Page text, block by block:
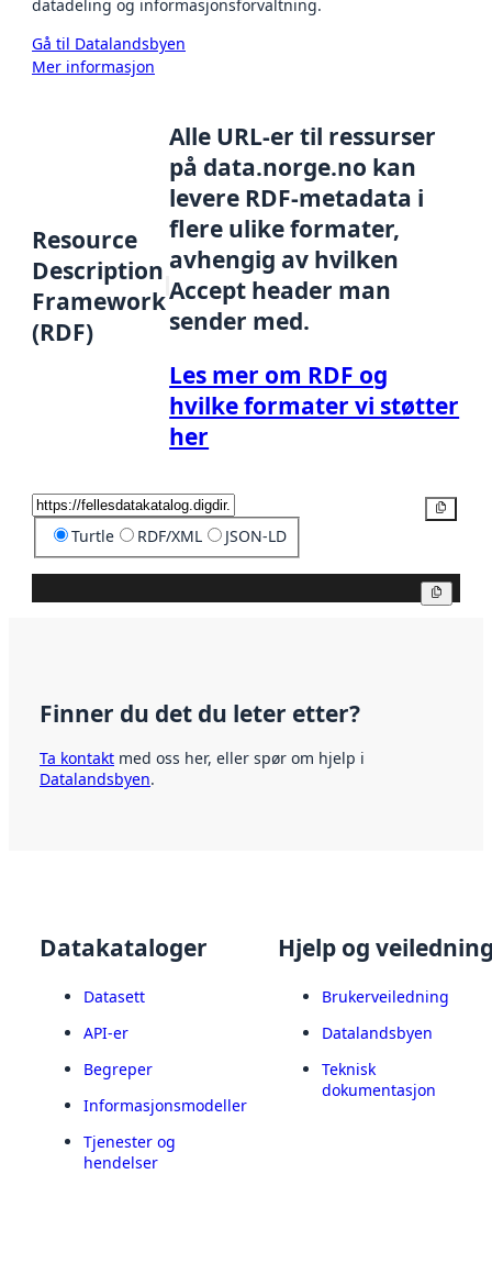
datadeling og informasjonsforvaltning.
Gå til Datalandsbyen
Mer informasjon
Resource
Description
Framework
(RDF)
Alle URL-er til ressurser
på data.norge.no kan
levere RDF-metadata i
flere ulike formater,
avhengig av hvilken
Accept header man
sender med.
Les mer om RDF og
hvilke formater vi støtter
her
Turtle RDF/XML JSON-LD
Finner du det du leter etter?
Ta kontakt med oss her, eller spør om hjelp i
Datalandsbyen.
Datakataloger
Datasett
API-er
Begreper
Informasjonsmodeller
Tjenester og
hendelser
Hjelp og
Brukerveiledning
Datalandsbyen
Teknisk
dokumentasjon